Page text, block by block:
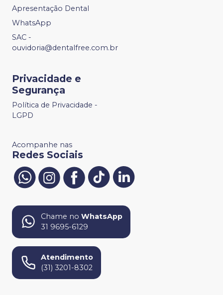
Apresentação Dental
WhatsApp
SAC -
ouvidoria@dentalfree.com.br
Privacidade e
Segurança
Política de Privacidade -
LGPD
Acompanhe nas
Redes Sociais
Chame no WhatsApp
31 9695-6129
Atendimento
(31) 3201-8302